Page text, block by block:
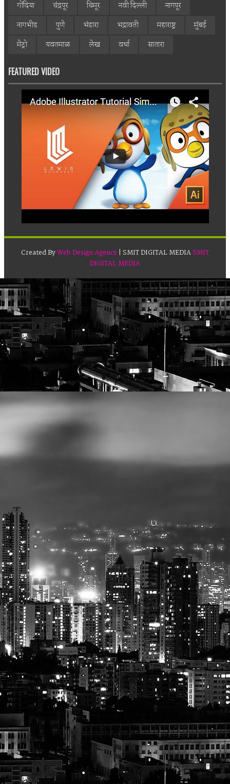
गोंदिया
चंद्रपूर चिमूर नवी दिल्ली
नागपूर
नागभीड
पुणे भंडारा भद्रावती महाराष्ट्र
मुंबई
मेट्रो
यवतमाळ लेख वर्धा सातारा
FEATURED VIDEO
Created ByWeb Design Agency| SMIT DIGITAL MEDIASMIT
DIGITAL MEDIA